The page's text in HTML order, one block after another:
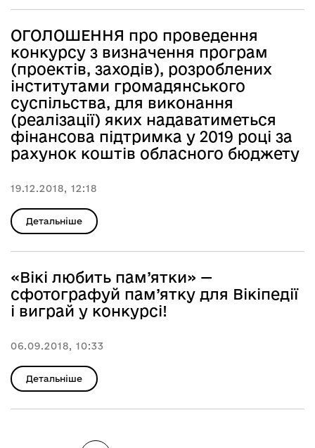
ОГОЛОШЕННЯ про проведення
конкурсу з визначення програм
(проектів, заходів), розроблених
інститутами громадянського
суспільства, для виконання
(реалізації) яких надаватиметься
фінансова підтримка у 2019 році за
рахунок коштів обласного бюджету
19.12.2018, 12:18
Детальніше
«Вікі любить пам’ятки» —
сфотографуй пам’ятку для Вікіпедії
і виграй у конкурсі!
06.09.2018, 10:33
Детальніше